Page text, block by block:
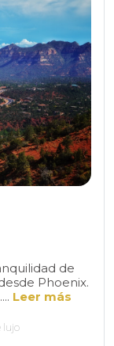
de
Phoenix.
Leer más
lujo